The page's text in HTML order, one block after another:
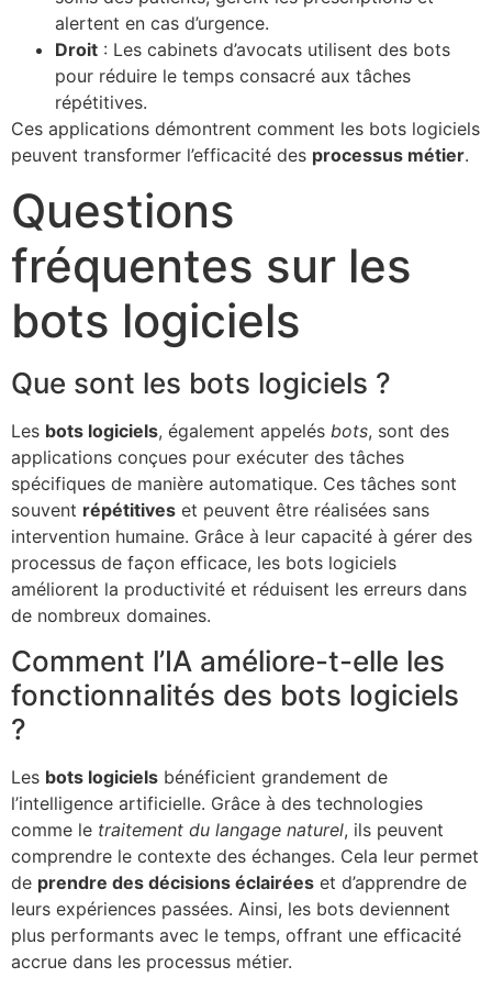
alertent en cas d’urgence.
Droit : Les cabinets d’avocats utilisent des bots
pour réduire le temps consacré aux tâches
répétitives.
Ces applications démontrent comment les bots logiciels
peuvent transformer l’efficacité des processus métier.
Questions
fréquentes sur les
bots logiciels
Que sont les bots logiciels ?
Les bots logiciels, également appelés bots, sont des
applications conçues pour exécuter des tâches
spécifiques de manière automatique. Ces tâches sont
souvent répétitives et peuvent être réalisées sans
intervention humaine. Grâce à leur capacité à gérer des
processus de façon efficace, les bots logiciels
améliorent la productivité et réduisent les erreurs dans
de nombreux domaines.
Comment l’IA améliore-t-elle les
fonctionnalités des bots logiciels
?
Les bots logiciels bénéficient grandement de
l’intelligence artificielle. Grâce à des technologies
comme le traitement du langage naturel, ils peuvent
comprendre le contexte des échanges. Cela leur permet
de prendre des décisions éclairées et d’apprendre de
leurs expériences passées. Ainsi, les bots deviennent
plus performants avec le temps, offrant une efficacité
accrue dans les processus métier.